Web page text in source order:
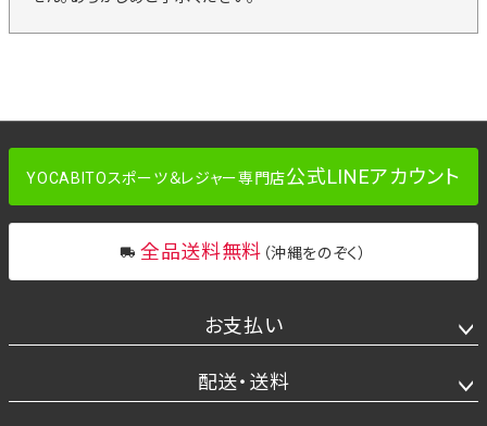
YOCABITOスポーツ＆レジャー専門店公式LINEアカウント
全品送料無料 （沖縄をのぞく）
お支払い
配送・送料